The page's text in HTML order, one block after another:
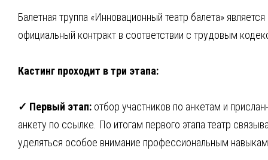
Балетная труппа «Инновационный театр балета»
официальный контракт в соответствии с трудовым
Кастинг проходит в три этапа:
✓ Первый этап: отбор участников по анкетам и
анкету по ссылке. По итогам первого этапа театр
уделяться особое внимание профессиональным